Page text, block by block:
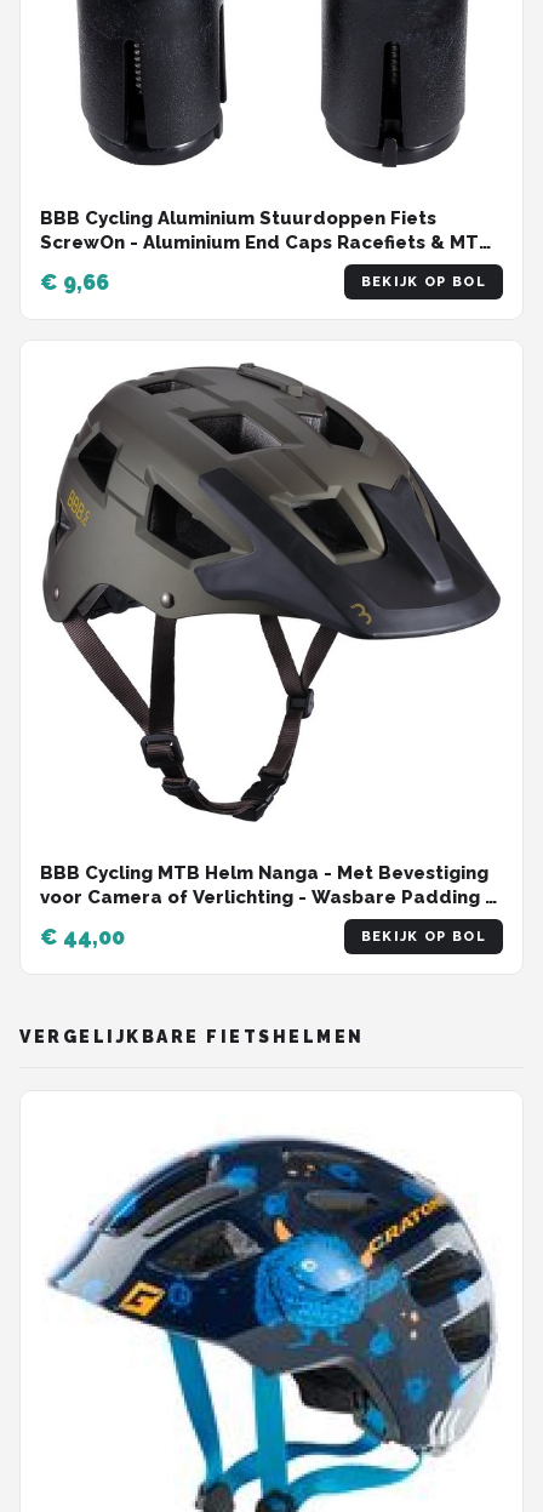
BBB Cycling Aluminium Stuurdoppen Fiets
ScrewOn - Aluminium End Caps Racefiets & MTB
- Voor ⌀ 18 - 22mm Sturen - 2 stuks - Zwart -
BHT-97
€ 9,66 BEKIJK OP BOL
BBB Cycling MTB Helm Nanga - Met Bevestiging
voor Camera of Verlichting - Wasbare Padding -
Fietshelm Volwassenen: Heren & Dames - Mat
Olijf Groen - L - BHE-54
€ 44,00 BEKIJK OP BOL
VERGELIJKBARE FIETSHELMEN